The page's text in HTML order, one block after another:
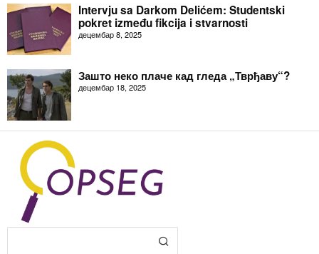
Intervju sa Darkom Delićem: Studentski
pokret između fikcija i stvarnosti
децембар 8, 2025
Зашто неко плаче кад гледа „Тврђаву“?
децембар 18, 2025